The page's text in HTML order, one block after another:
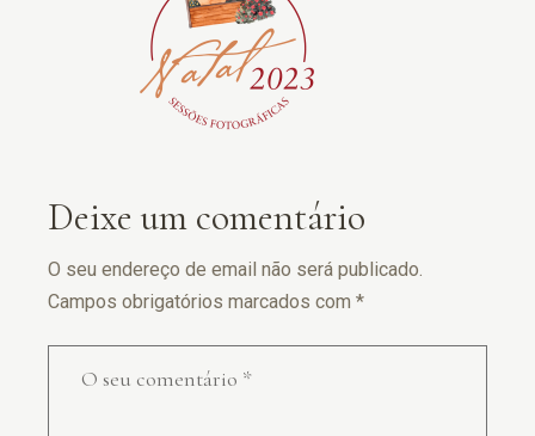
Deixe um comentário
O seu endereço de email não será publicado.
Campos obrigatórios marcados com*